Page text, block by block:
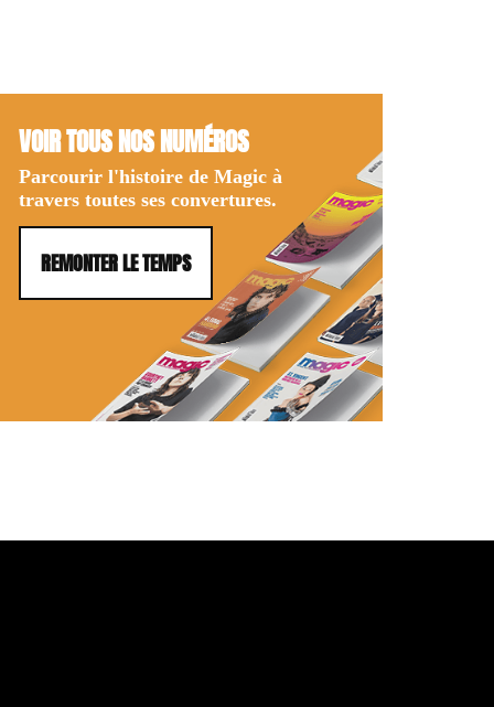
VOIR TOUS NOS NUMÉROS
Parcourir l'histoire de Magic à
travers toutes ses convertures.
REMONTER LE TEMPS